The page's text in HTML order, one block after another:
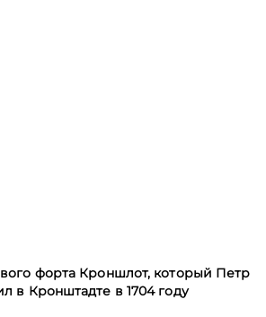
форта Кроншлот, который Петр
в Кронштадте в 1704 году